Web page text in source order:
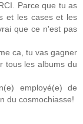
Parce que tu as
et les cases et les
que ce n'est pas
ca, tu vas gagner
tous les albums du
employé(e) de
du cosmochiasse!